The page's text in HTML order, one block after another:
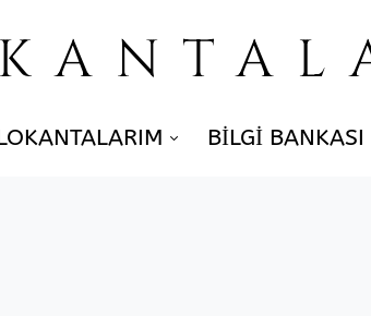
BILGI BANKASI